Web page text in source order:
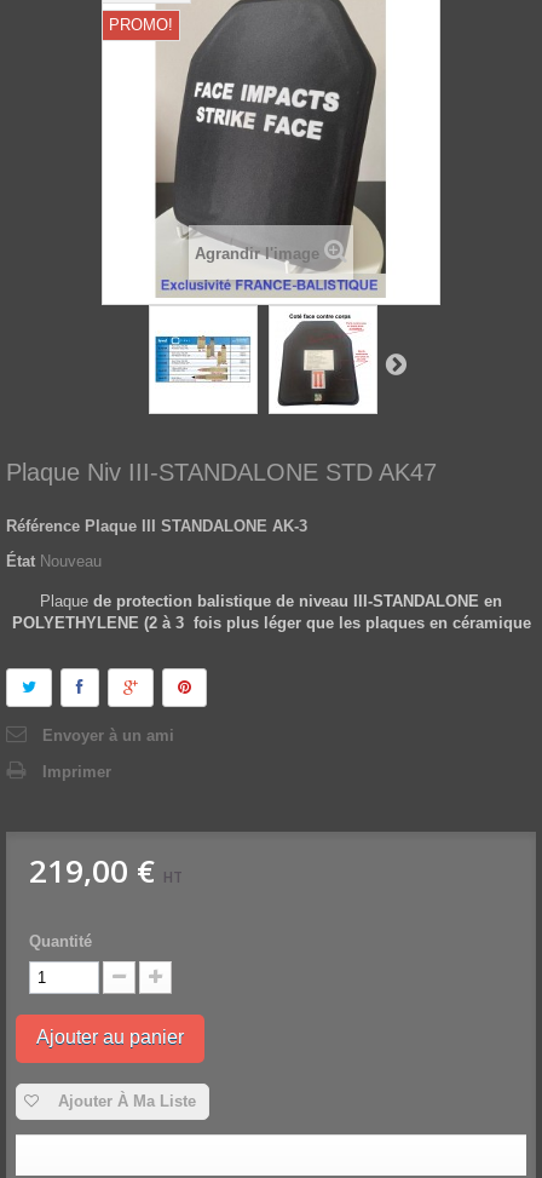
PROMO!
Agrandir l'image
Plaque Niv III-STANDALONE STD AK47
Référence Plaque III STANDALONE AK-3
État Nouveau
Plaque de protection balistique de niveau III-STANDALONE en
POLYETHYLENE (2 à 3 fois plus léger que les plaques en céramique
Envoyer à un ami
Imprimer
219,00 € HT
Quantité
Ajouter au panier
Ajouter À Ma Liste